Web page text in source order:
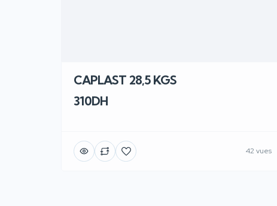
CAPLAST 28,5 KGS
310DH
42 vues